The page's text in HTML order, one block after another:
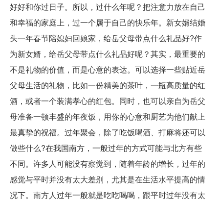
好好和你过日子。所以，过什么年呢？把注意力放在自己
和幸福的家庭上，过一个属于自己的快乐年。新女婿结婚
头一年春节陪媳妇回娘家，给岳父母带点什么礼品好?作
为新女婿，给岳父母带点什么礼品好呢？其实，最重要的
不是礼物的价值，而是心意的表达。可以选择一些贴近岳
父母生活的礼物，比如一份精美的茶叶，一瓶高质量的红
酒，或者一个装满孝心的红包。同时，也可以亲自为岳父
母准备一顿丰盛的年夜饭，用你的心意和厨艺为他们献上
最真挚的祝福。过年聚会，除了吃饭喝酒、打麻将还可以
做些什么?在我国南方，一般过年的方式可能与北方有些
不同。许多人可能没有察觉到，随着年龄的增长，过年的
感觉与平时并没有太大差别，尤其是在生活水平提高的情
况下。南方人过年一般就是吃吃喝喝，跟平时过年没有太